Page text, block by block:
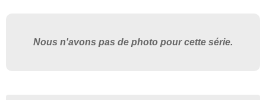
Nous n'avons pas de photo pour cette série.